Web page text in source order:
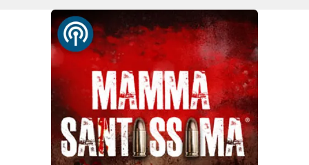
Lactv.it
Laconair.it
Lacitymag.it
Lacapitalenews.it
Ilreggino.it